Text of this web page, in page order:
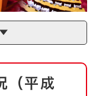
（平成